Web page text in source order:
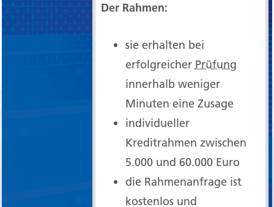
Der Rahmen:
sie erhalten bei
erfolgreicher Prüfung
innerhalb weniger
Minuten eine Zusage
individueller
Kreditrahmen zwischen
5.000 und 60.000 Euro
die Rahmenanfrage ist
kostenlos und